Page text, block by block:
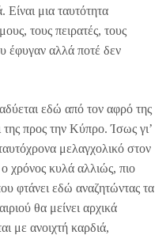
Είναι μια ταυτότητα
τους πειρατές, τους
έφυγαν αλλά ποτέ δεν
εδώ από τον αφρό της
της προς την Κύπρο. Ίσως γι’
μελαγχολικό στον
χρόνος κυλά αλλιώς, πιο
φτάνει εδώ αναζητώντας τα
θα μείνει αρχικά
με ανοιχτή καρδιά,